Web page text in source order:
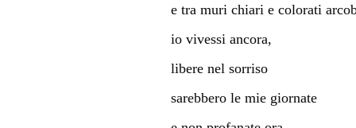
e tra muri chiari e colorati
io vivessi ancora,
libere nel sorriso
sarebbero le mie giornate